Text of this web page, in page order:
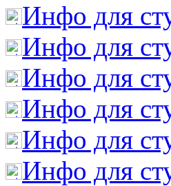
Инфо для
Инфо для
Инфо для
Инфо для
Инфо для
Инфо для